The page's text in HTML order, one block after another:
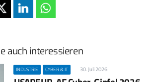
auch interessieren
INDUSTRIE CYBER & IT 30. Juli 2026